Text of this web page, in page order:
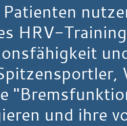
HRV-
und ihre